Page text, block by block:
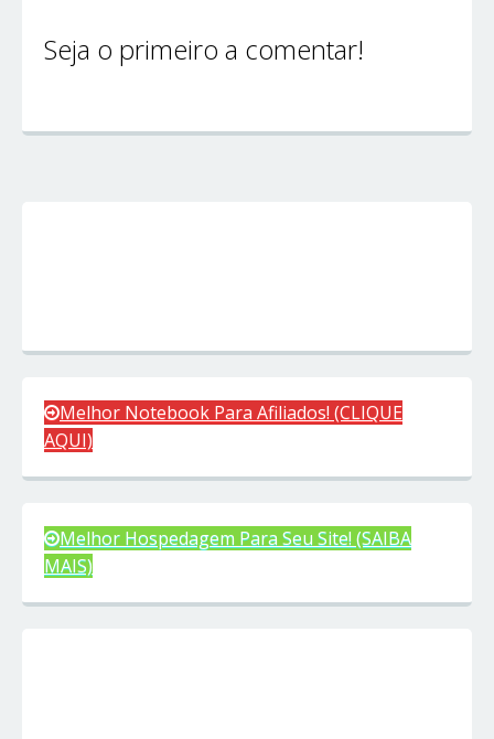
Seja o primeiro a comentar!
Melhor Notebook Para Afiliados! (CLIQUE
AQUI)
Melhor Hospedagem Para Seu Site! (SAIBA
MAIS)